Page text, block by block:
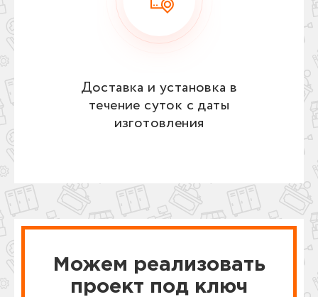
Доставка и установка в
течение суток с даты
изготовления
Можем реализовать
проект под ключ